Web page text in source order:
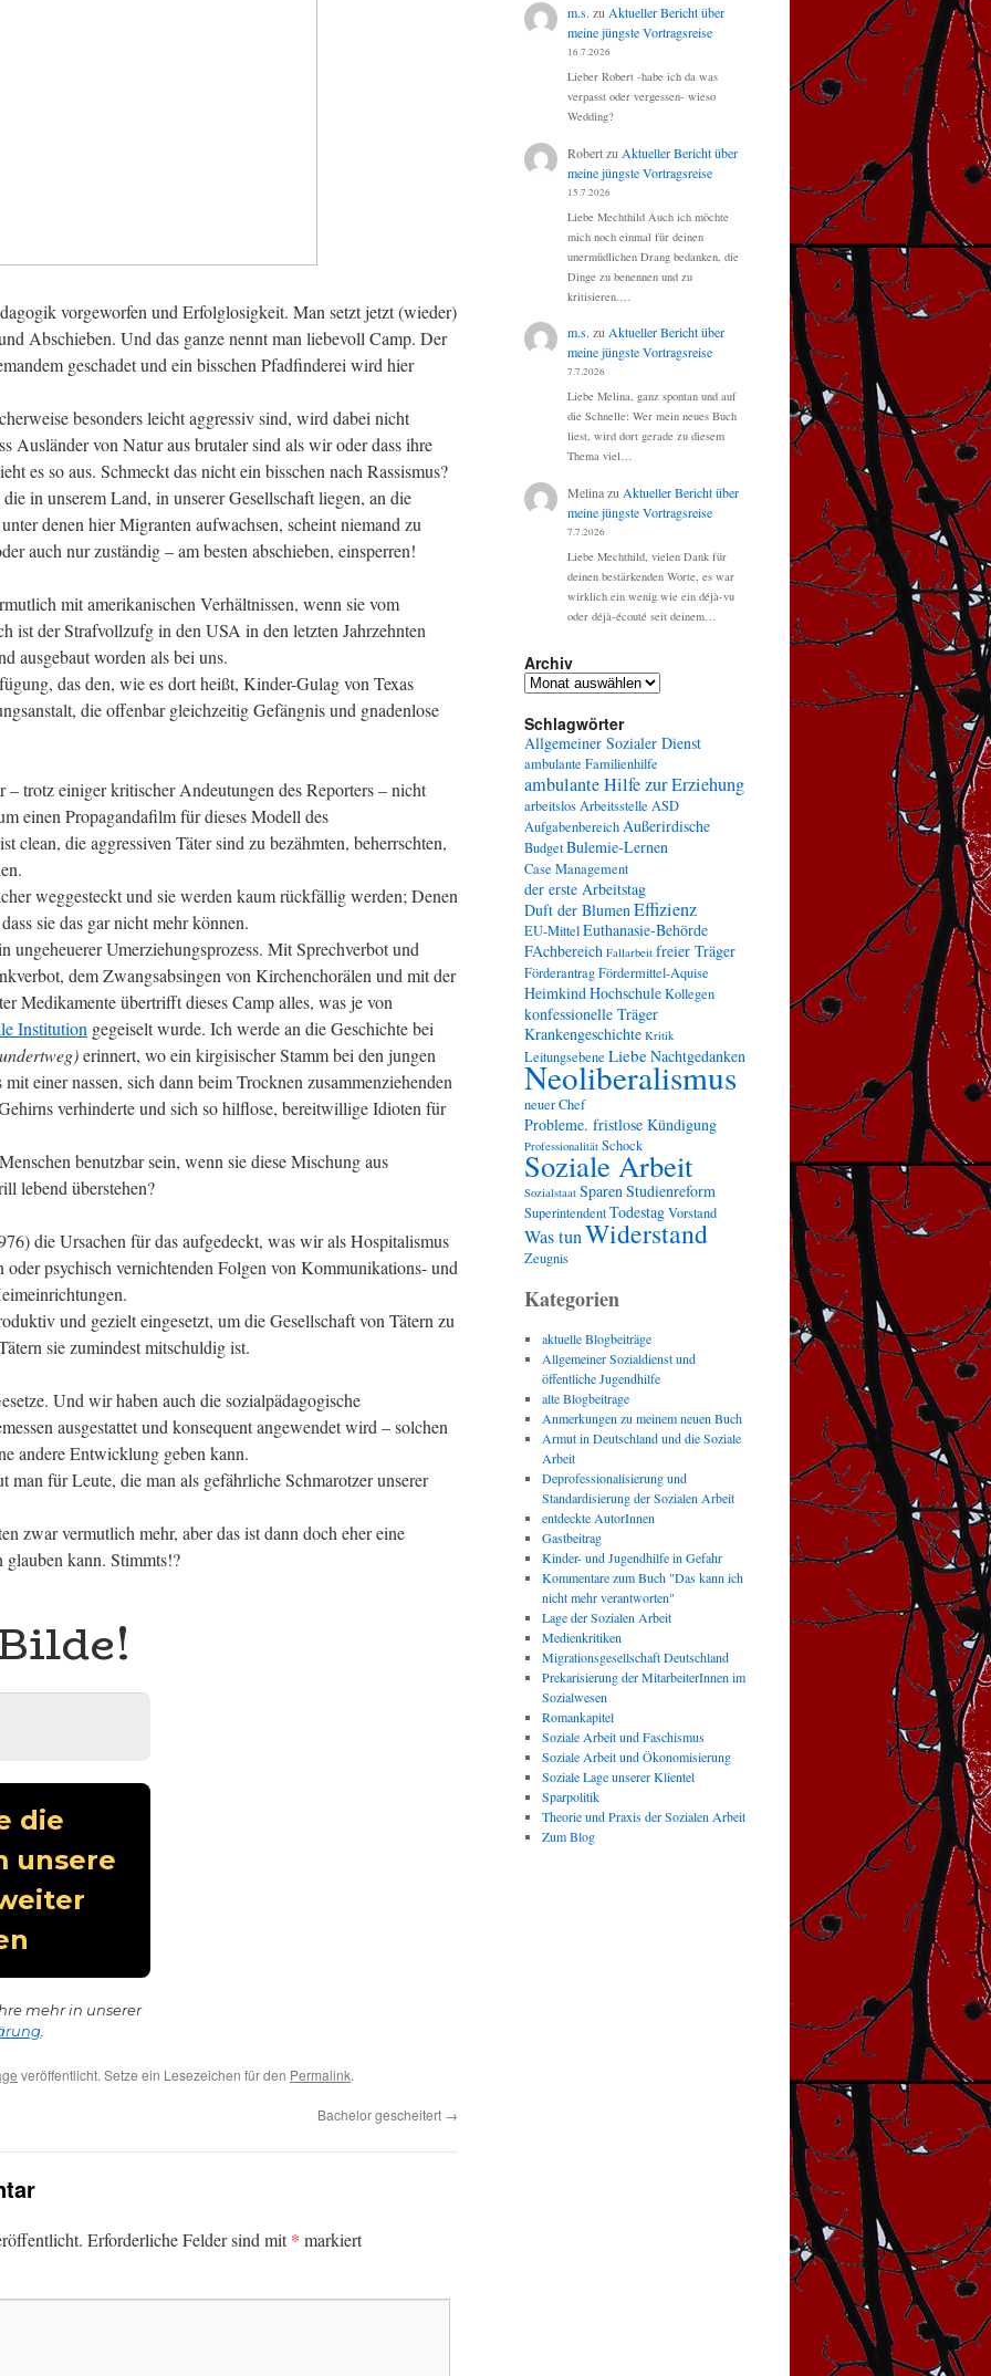
vorgeworfen und Erfolglosigkeit. Man setzt jetzt (wieder)
Abschieben. Und das ganze nennt man liebevoll Camp. Der
geschadet und ein bisschen Pfadfinderei wird hier
besonders leicht aggressiv sind, wird dabei nicht
Ausländer von Natur aus brutaler sind als wir oder dass ihre
es so aus. Schmeckt das nicht ein bisschen nach Rassismus?
in unserem Land, in unserer Gesellschaft liegen, an die
denen hier Migranten aufwachsen, scheint niemand zu
auch nur zuständig – am besten abschieben, einsperren!
mit amerikanischen Verhältnissen, wenn sie vom
ist der Strafvollzufg in den USA in den letzten Jahrzehnten
ausgebaut worden als bei uns.
das den, wie es dort heißt, Kinder-Gulag von Texas
die offenbar gleichzeitig Gefängnis und gnadenlose
trotz einiger kritischer Andeutungen des Reporters – nicht
einen Propagandafilm für dieses Modell des
clean, die aggressiven Täter sind zu bezähmten, beherrschten,
weggesteckt und sie werden kaum rückfällig werden; Denen
sie das gar nicht mehr können.
ungeheuerer Umerziehungsprozess. Mit Sprechverbot und
dem Zwangsabsingen von Kirchenchorälen und mit der
Medikamente übertrifft dieses Camp alles, was je von
Institution gegeiselt wurde. Ich werde an die Geschichte bei
erinnert, wo ein kirgisischer Stamm bei den jungen
einer nassen, sich dann beim Trocknen zusammenziehenden
verhinderte und sich so hilflose, bereitwillige Idioten für
benutzbar sein, wenn sie diese Mischung aus
lebend überstehen?
die Ursachen für das aufgedeckt, was wir als Hospitalismus
psychisch vernichtenden Folgen von Kommunikations- und
und gezielt eingesetzt, um die Gesellschaft von Tätern zu
sie zumindest mitschuldig ist.
Und wir haben auch die sozialpädagogische
ausgestattet und konsequent angewendet wird – solchen
andere Entwicklung geben kann.
man für Leute, die man als gefährliche Schmarotzer unserer
zwar vermutlich mehr, aber das ist dann doch eher eine
kann. Stimmts!?
mehr in unserer
.
veröffentlicht. Setze ein Lesezeichen für den Permalink.
Bachelor gescheitert →
Erforderliche Felder sind mit* markiert
m.s. zuAktueller Bericht über
meine jüngste Vortragsreise
16.7.2026
Lieber Robert -habe ich da was
verpasst oder vergessen- wieso
Wedding?
Robertzu Aktueller Bericht über
meine jüngste Vortragsreise
15.7.2026
Liebe Mechthild Auch ich möchte
mich noch einmal für deinen
unermüdlichen Drang bedanken, die
Dinge zu benennen und zu
kritisieren.…
m.s. zuAktueller Bericht über
meine jüngste Vortragsreise
7.7.2026
Liebe Melina, ganz spontan und auf
die Schnelle: Wer mein neues Buch
liest, wird dort gerade zu diesem
Thema viel…
Melinazu Aktueller Bericht über
meine jüngste Vortragsreise
7.7.2026
Liebe Mechthild, vielen Dank für
deinen bestärkenden Worte, es war
wirklich ein wenig wie ein déjà-vu
oder déjà-écouté seit deinem…
Archiv
Archiv
Schlagwörter
Allgemeiner Sozialer Dienst
ambulante Familienhilfe
ambulante Hilfe zur Erziehung
arbeitslosArbeitsstelle ASD
Aufgabenbereich Außerirdische
BudgetBulemie-Lernen
Case Management
der erste Arbeitstag
Duft der Blumen Effizienz
EU-MittelEuthanasie-Behörde
FAchbereich Fallarbeit freier Träger
FörderantragFördermittel-Aquise
Heimkind HochschuleKollegen
konfessionelle Träger
Krankengeschichte Kritik
Leitungsebene LiebeNachtgedanken
Neoliberalismus
neuer Chef
Probleme. fristlose Kündigung
Professionalität Schock
Soziale Arbeit
Sozialstaat Sparen Studienreform
SuperintendentTodestagVorstand
Was tunWiderstand
Zeugnis
Kategorien
aktuelle Blogbeiträge
Allgemeiner Sozialdienst und
öffentliche Jugendhilfe
alte Blogbeitrage
Anmerkungen zu meinem neuen Buch
Armut in Deutschland und die Soziale
Arbeit
Deprofessionalisierung und
Standardisierung der Sozialen Arbeit
entdeckte AutorInnen
Gastbeitrag
Kinder- und Jugendhilfe in Gefahr
Kommentare zum Buch "Das kann ich
nicht mehr verantworten"
Lage der Sozialen Arbeit
Medienkritiken
Migrationsgesellschaft Deutschland
Prekarisierung der MitarbeiterInnen im
Sozialwesen
Romankapitel
Soziale Arbeit und Faschismus
Soziale Arbeit und Ökonomisierung
Soziale Lage unserer Klientel
Sparpolitik
Theorie und Praxis der Sozialen Arbeit
Zum Blog